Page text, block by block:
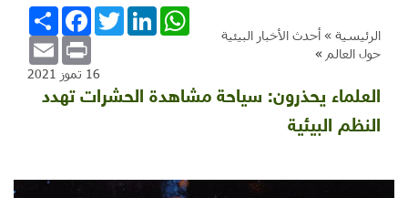
الرئيسية » أحدث الأخبار البيئية
حول العالم »
انشر
FacebookTwitterLinkedInWhatsApp
Email Print
16 تموز 2021
العلماء يحذرون: سياحة مشاهدة الحشرات تهدد
النظم البيئية